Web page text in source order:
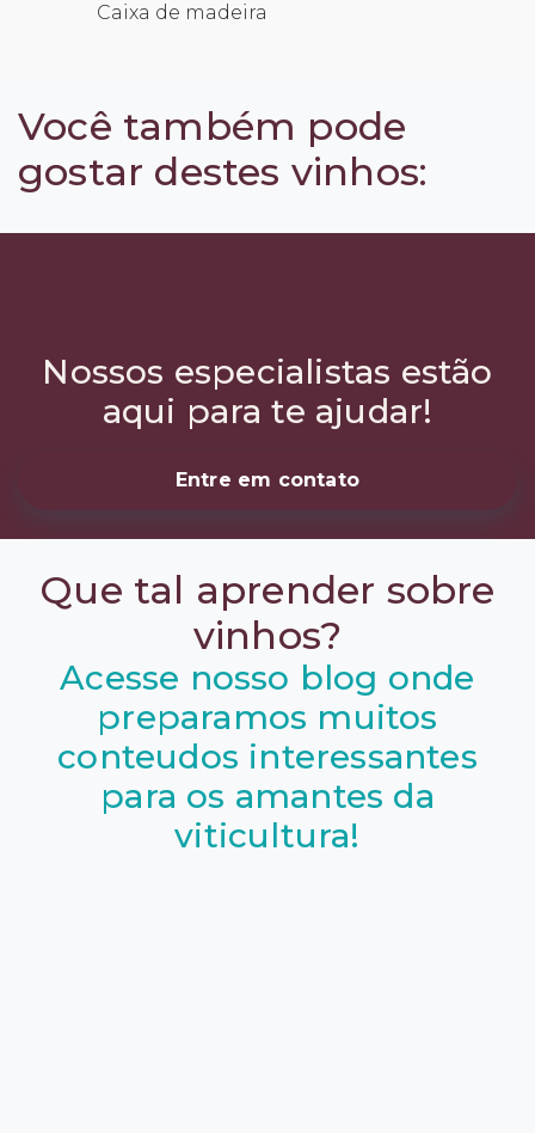
Caixa de madeira
Você também pode
gostar destes vinhos:
Nossos especialistas estão
aqui para te ajudar!
Entre em contato
Que tal aprender sobre
vinhos?
Acesse nosso blog onde
preparamos muitos
conteudos interessantes
para os amantes da
viticultura!